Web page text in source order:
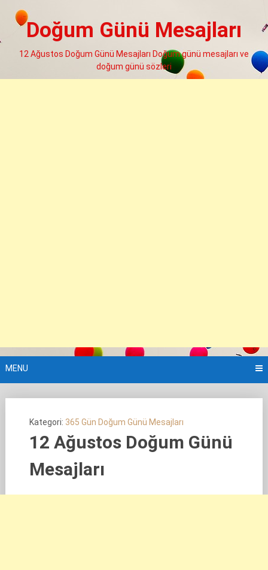
Doğum Günü Mesajları
12 Ağustos Doğum Günü Mesajları Doğum günü mesajları ve
doğum günü sözleri
MENU
Kategori: 365 Gün Doğum Günü Mesajları
12 Ağustos Doğum Günü
Mesajları